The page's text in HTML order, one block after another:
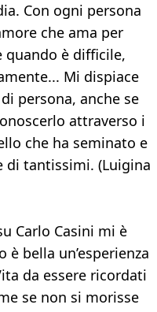
Con ogni persona
che ama per
è difficile,
Mi dispiace
persona, anche se
attraverso i
che ha seminato e
tantissimi. (Luigina
Carlo Casini mi è
bella un’esperienza
da essere ricordati
se non si morisse